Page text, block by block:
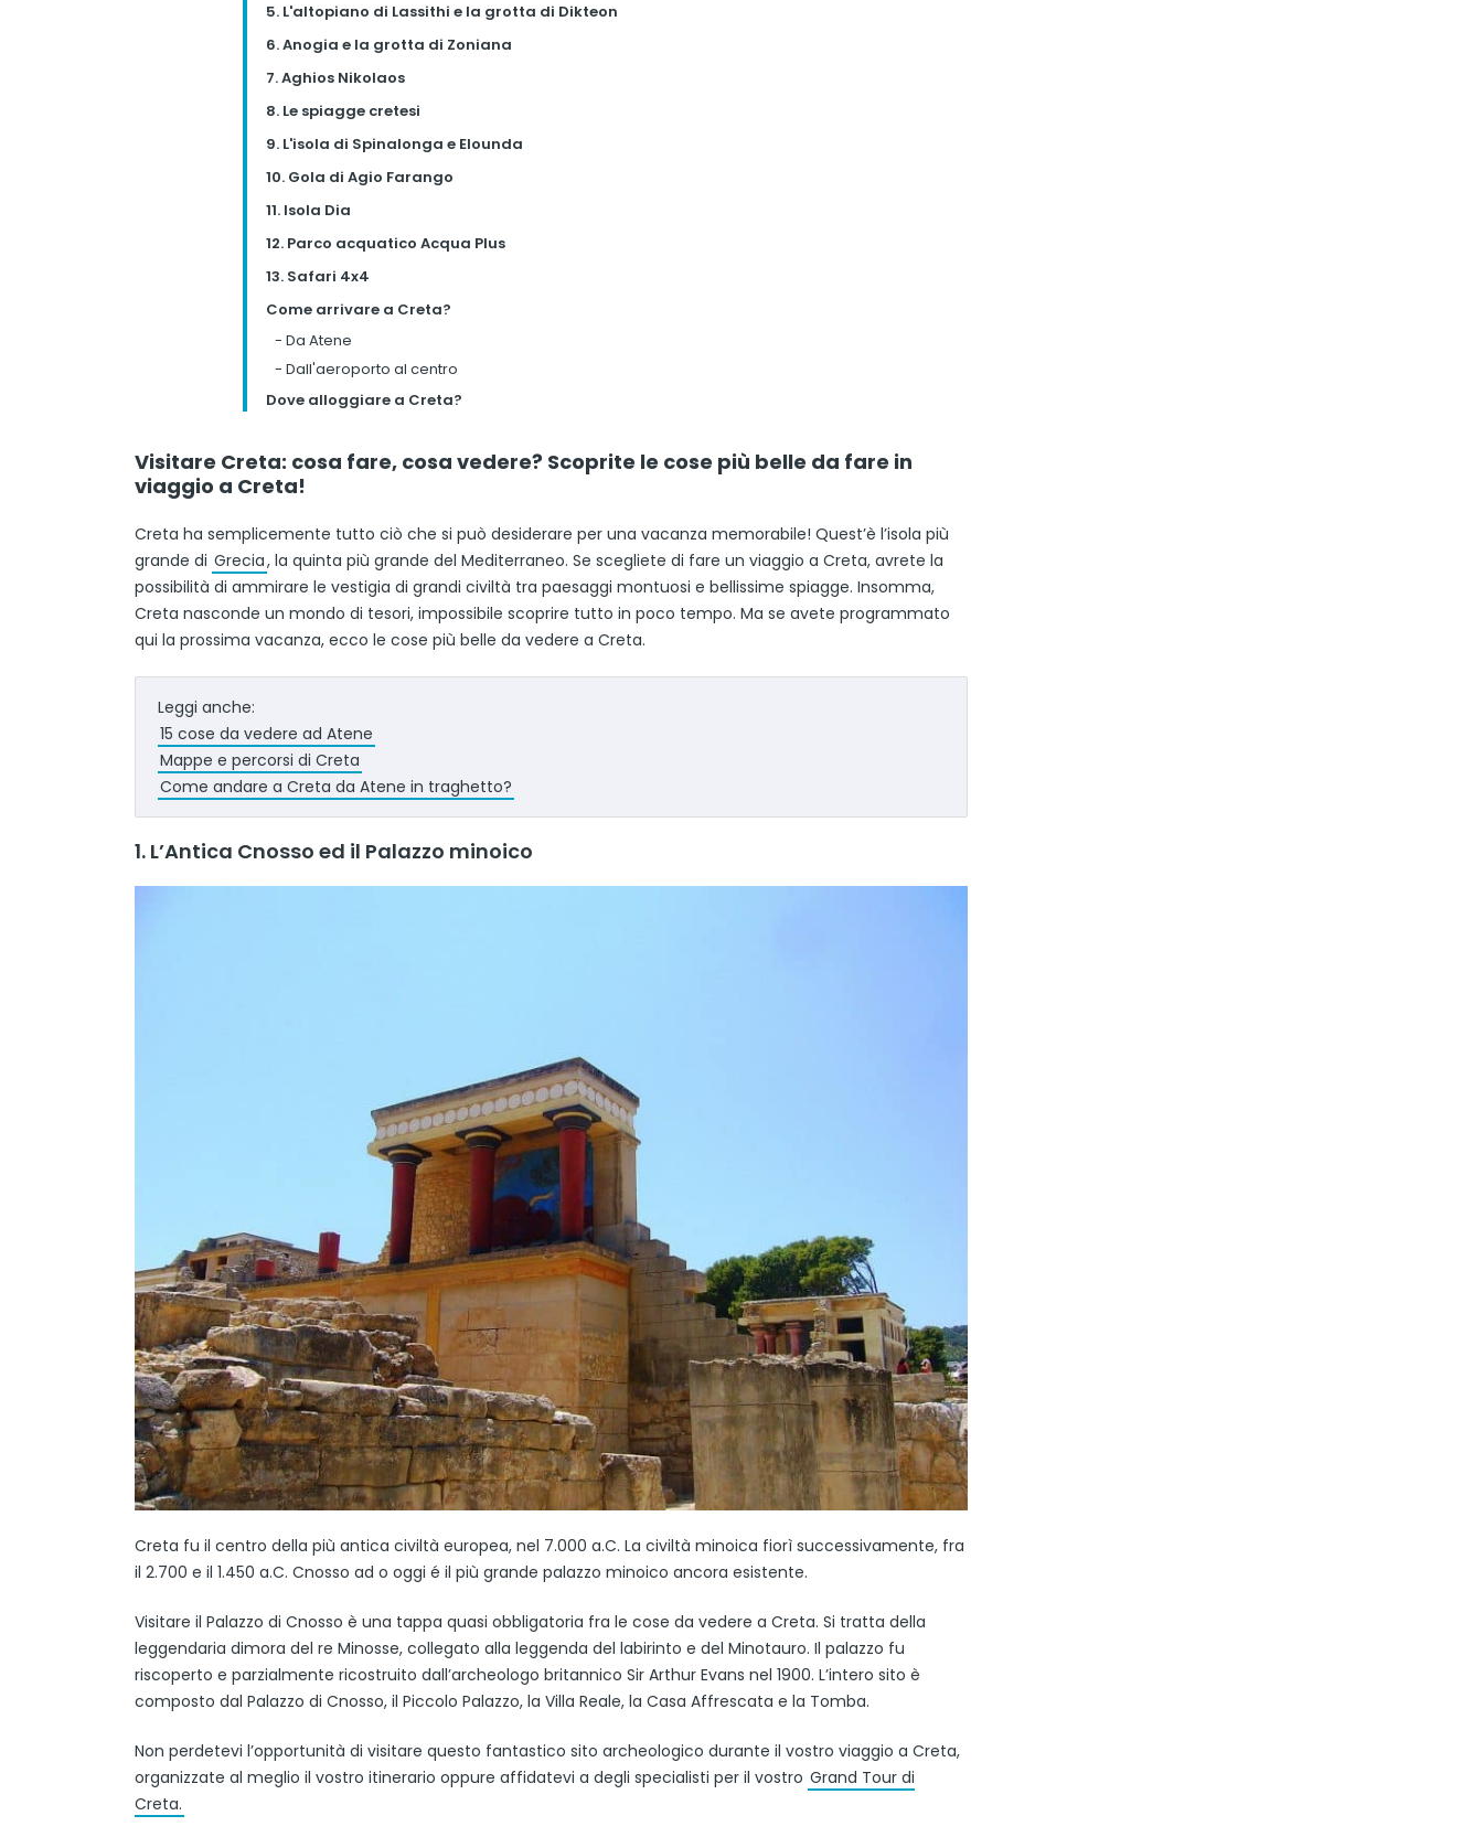
5. L'altopiano di Lassithi e la grotta di Dikteon
6. Anogia e la grotta di Zoniana
7. Aghios Nikolaos
8. Le spiagge cretesi
9. L'isola di Spinalonga e Elounda
10. Gola di Agio Farango
11. Isola Dia
12. Parco acquatico Acqua Plus
13. Safari 4x4
Come arrivare a Creta?
- Da Atene
- Dall'aeroporto al centro
Dove alloggiare a Creta?
Visitare Creta: cosa fare, cosa vedere? Scoprite le cose più belle da fare in
viaggio a Creta!
Creta ha semplicemente tutto ciò che si può desiderare per una vacanza memorabile! Quest’è l’isola più
grande di Grecia, la quinta più grande del Mediterraneo. Se scegliete di fare un viaggio a Creta, avrete la
possibilità di ammirare le vestigia di grandi civiltà tra paesaggi montuosi e bellissime spiagge. Insomma,
Creta nasconde un mondo di tesori, impossibile scoprire tutto in poco tempo. Ma se avete programmato
qui la prossima vacanza, ecco le cose più belle da vedere a Creta.
Leggi anche:
15 cose da vedere ad Atene
Mappe e percorsi di Creta
Come andare a Creta da Atene in traghetto?
1. L’Antica Cnosso ed il Palazzo minoico
Creta fu il centro della più antica civiltà europea, nel 7.000 a.C. La civiltà minoica fiorì successivamente, fra
il 2.700 e il 1.450 a.C. Cnosso ad o oggi é il più grande palazzo minoico ancora esistente.
Visitare il Palazzo di Cnosso è una tappa quasi obbligatoria fra le cose da vedere a Creta. Si tratta della
leggendaria dimora del re Minosse, collegato alla leggenda del labirinto e del Minotauro. Il palazzo fu
riscoperto e parzialmente ricostruito dall’archeologo britannico Sir Arthur Evans nel 1900. L’intero sito è
composto dal Palazzo di Cnosso, il Piccolo Palazzo, la Villa Reale, la Casa Affrescata e la Tomba.
Non perdetevi l’opportunità di visitare questo fantastico sito archeologico durante il vostro viaggio a Creta,
organizzate al meglio il vostro itinerario oppure affidatevi a degli specialisti per il vostro Grand Tour di
Creta.